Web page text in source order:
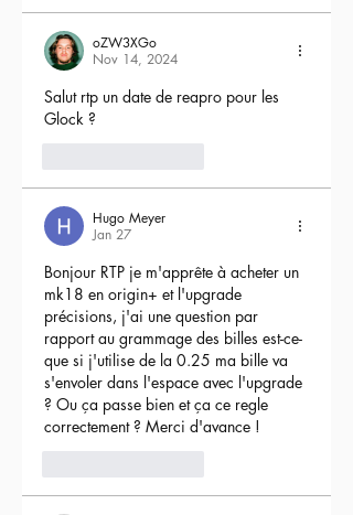
oZW3XGo
Nov 14, 2024
Salut rtp un date de reapro pour les
Glock ?
Hugo Meyer
Jan 27
Bonjour RTP je m'apprête à acheter un
mk18 en origin+ et l'upgrade
précisions, j'ai une question par
rapport au grammage des billes est-ce-
que si j'utilise de la 0.25 ma bille va
s'envoler dans l'espace avec l'upgrade
? Ou ça passe bien et ça ce regle
correctement ? Merci d'avance !